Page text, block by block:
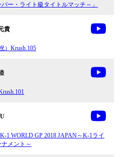
ー・ライト級タイトルマッチ～」
貴
）Krush.105
1 WORLD GP 2018 JAPAN～K-1ライ
メント～